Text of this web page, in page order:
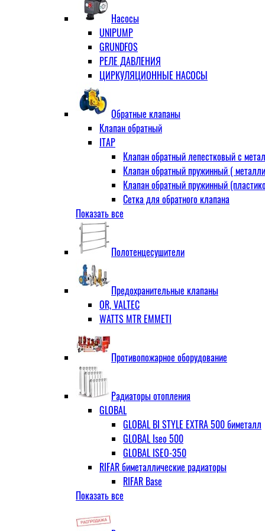
Ниппель прямой
Ниппель-переходник
Переходник ВН
Переходник НВ (футорка)
Сгон
Угловой
Тройник
Тройник переходной
Тройник равный
Угольник
ВВ
ВН
Удлинитель потока для радиатора
Насосы
UNIPUMP
GRUNDFOS
РЕЛЕ ДАВЛЕНИЯ
ЦИРКУЛЯЦИОННЫЕ НАСОСЫ
Обратные клапаны
Клапан обратный
ITAP
Клапан обратный лепестковый с
Клапан обратный пружинный (
Клапан обратный пружинный
Сетка для обратного клапана
VALTEC
АДЛ
RD30 Корпус/диск - чугун РN16 (Тмакс
ЧАЗ (двухдисковые)
Показать все
Полотенцесушители
Предохранительные клапаны
OR, VALTEC
WATTS MTR EMMETI
Противопожарное оборудование
Радиаторы отопления
GLOBAL
GLOBAL BI STYLE EXTRA 500 биметалл
GLOBAL Iseo 500
GLOBAL ISEO-350
RIFAR биметаллические радиаторы
RIFAR Base
Показать все